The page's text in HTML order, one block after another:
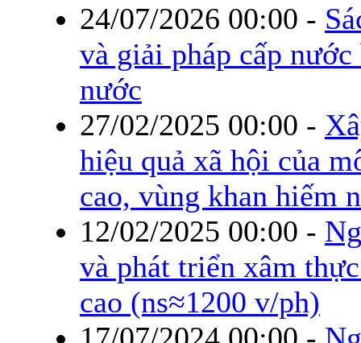
24/07/2026 00:00 -
và giải pháp cấp
nước
27/02/2025 00:00 -
hiệu quả xã hội của
cao, vùng khan hiếm
12/02/2025 00:00 -
và phát triển xâm
cao (ns≈1200 v/ph)